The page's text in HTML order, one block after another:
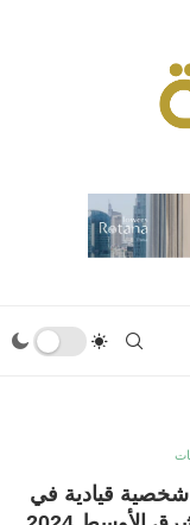
الدكتور مازن فقيه ضمن أفضل 100 شخصية قيادية في